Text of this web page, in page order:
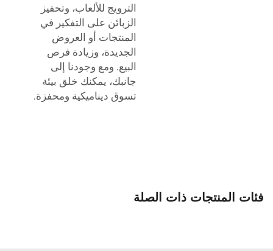
الترويج للألعاب، وتحفيز
الزبائن على التفكير في
المنتجات أو العروض
الجديدة، وزيادة فرص
البيع. ومع وجودنا إلى
جانبك، يمكنك خلق بيئة
تسوق ديناميكية ومحفزة.
فئات المنتجات ذات الصلة